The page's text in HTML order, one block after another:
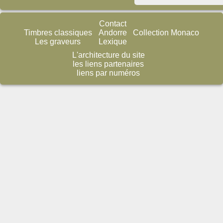
Timbres classiques
Les graveurs
Contact
Andorre
Lexique
Collection Monaco
L'architecture du site
les liens partenaires
liens par numéros